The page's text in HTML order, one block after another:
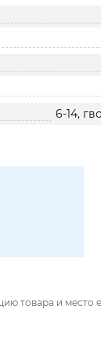
6-14,
товара и место